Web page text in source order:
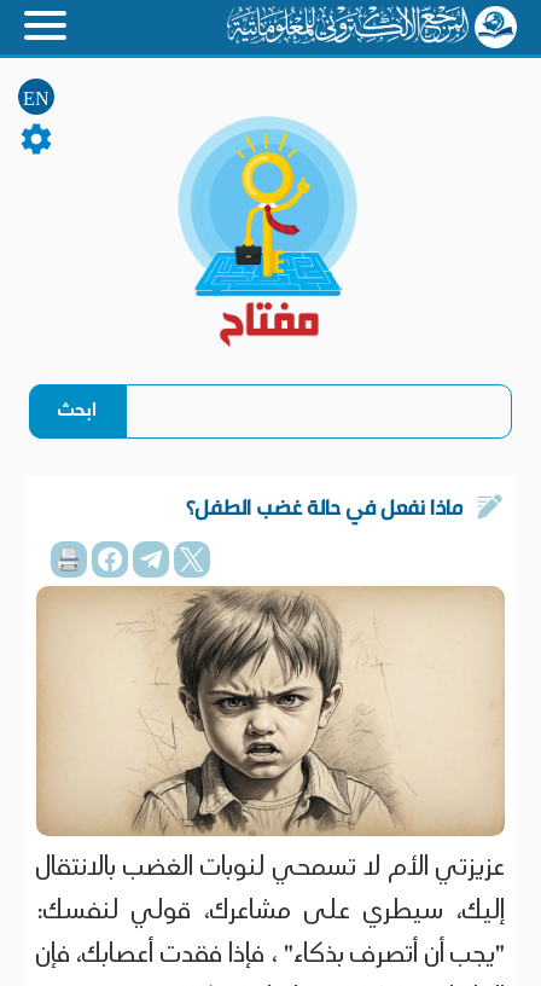
EN
ماذا نفعل في حالة غضب الطفل؟
عزيزتي الأم لا تسمحي لنوبات الغضب بالانتقال
إليك، سيطري على مشاعرك، قولي لنفسك:
"يجب أن أتصرف بذكاء" ، فإذا فقدت أعصابك، فإن